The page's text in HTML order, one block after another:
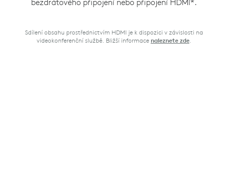
bezdrátového připojení nebo připojení HDMI*.
Sdílení obsahu prostřednictvím HDMI je k dispozici v závislosti na
videokonferenční službě. Bližší informace naleznete zde